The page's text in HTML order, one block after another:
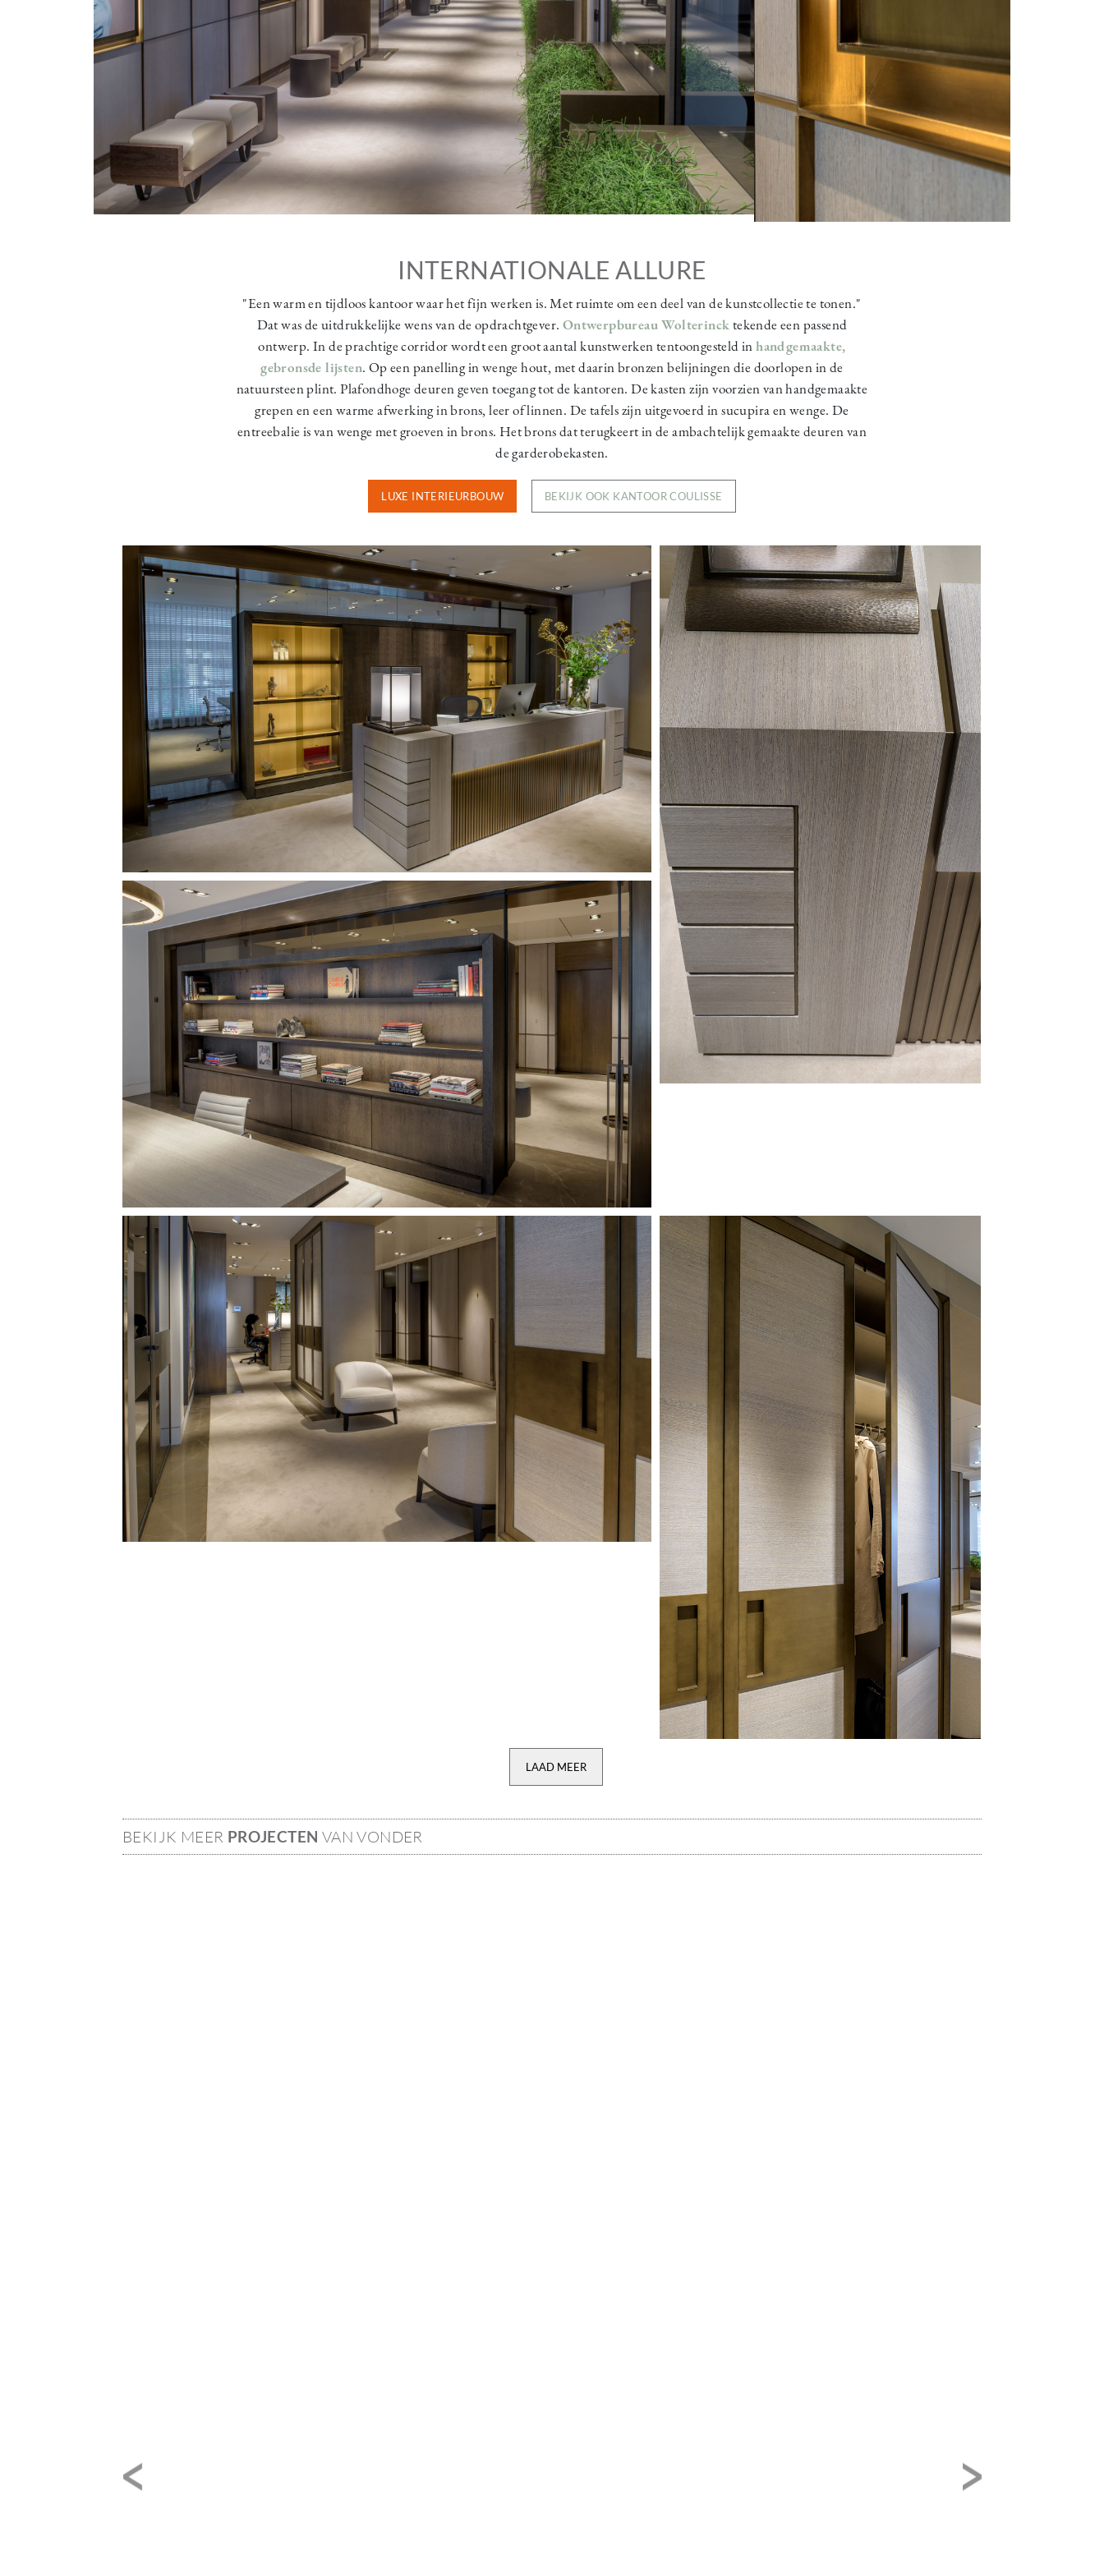
INTERNATIONALE ALLURE
"Een warm en tijdloos kantoor waar het fijn werken is. Met ruimte om een deel van de kunstcollectie te tonen."
Dat was de uitdrukkelijke wens van de opdrachtgever. Ontwerpbureau Wolterincktekende een passend
ontwerp. In de prachtige corridor wordt een groot aantal kunstwerken tentoongesteld inhandgemaakte,
gebronsde lijsten. Op een panelling in wenge hout, met daarin bronzen belijningen die doorlopen in de
natuursteen plint. Plafondhoge deuren geven toegang tot de kantoren. De kasten zijn voorzien van handgemaakte
grepen en een warme afwerking in brons, leer of linnen. De tafels zijn uitgevoerd in sucupira en wenge. De
entreebalie is van wenge met groeven in brons. Het brons dat terugkeert in de ambachtelijk gemaakte deuren van
de garderobekasten.
LUXE INTERIEURBOUW BEKIJK OOK KANTOOR COULISSE
Image Image
Image
Image Image
LAAD MEER
BEKIJK MEER PROJECTEN VAN VONDER